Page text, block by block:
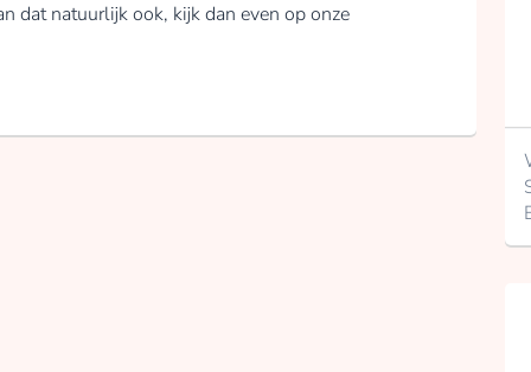
dat natuurlijk ook, kijk dan even op onze